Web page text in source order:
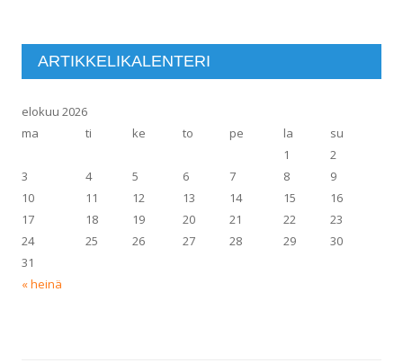
ARTIKKELIKALENTERI
elokuu 2026
ma
ti ke to pe la su
« heinä
1
2
3
4 5 6 7 8
9
10
11 12 13 14 15
16
17
18 19 20 21 22
23
24
25 26 27 28 29
30
31